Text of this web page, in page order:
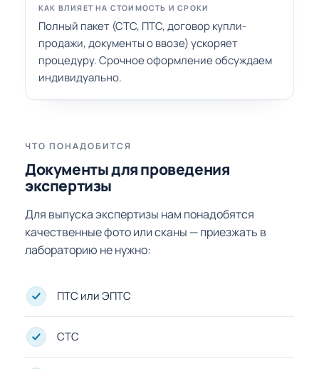
Полный пакет (СТС, ПТС, договор купли-
продажи, документы о ввозе) ускоряет
процедуру. Срочное оформление обсуждаем
индивидуально.
ЧТО ПОНАДОБИТСЯ
Документы для проведения
экспертизы
Для выпуска экспертизы нам понадобятся
качественные фото или сканы — приезжать в
лабораторию не нужно:
ПТС или ЭПТС
СТС